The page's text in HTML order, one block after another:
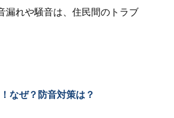
漏れや騒音は、住民間のトラブ
なぜ？防音対策は？